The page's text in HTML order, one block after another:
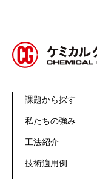
課題から探す
私たちの強み
工法紹介
技術適用例